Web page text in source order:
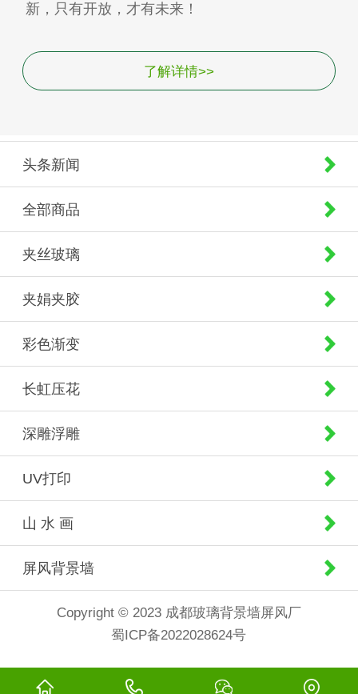
新，只有开放，才有未来！
了解详情>>
头条新闻
全部商品
夹丝玻璃
夹娟夹胶
彩色渐变
长虹压花
深雕浮雕
UV打印
山 水 画
屏风背景墙
Copyright © 2023 成都玻璃背景墙屏风厂
蜀ICP备2022028624号